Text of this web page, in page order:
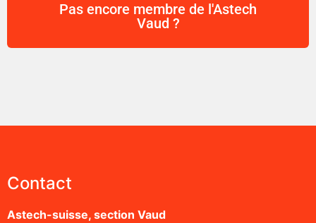
Pas encore membre de l'Astech
Vaud ?
Contact
Astech-suisse, section Vaud